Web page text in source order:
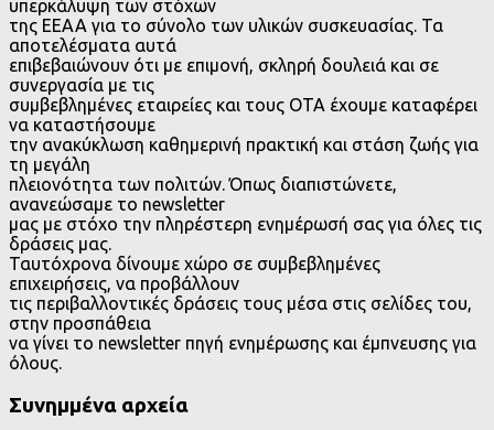
υπερκάλυψη των στόχων
της ΕΕΑΑ για το σύνολο των υλικών συσκευασίας. Τα
αποτελέσματα αυτά
επιβεβαιώνουν ότι με επιμονή, σκληρή δουλειά και σε
συνεργασία με τις
συμβεβλημένες εταιρείες και τους ΟΤΑ έχουμε καταφέρει
να καταστήσουμε
την ανακύκλωση καθημερινή πρακτική και στάση ζωής για
τη μεγάλη
πλειονότητα των πολιτών. Όπως διαπιστώνετε,
ανανεώσαμε το newsletter
μας με στόχο την πληρέστερη ενημέρωσή σας για όλες τις
δράσεις μας.
Ταυτόχρονα δίνουμε χώρο σε συμβεβλημένες
επιχειρήσεις, να προβάλλουν
τις περιβαλλοντικές δράσεις τους μέσα στις σελίδες του,
στην προσπάθεια
να γίνει το newsletter πηγή ενημέρωσης και έμπνευσης για
όλους.
Συνημμένα αρχεία